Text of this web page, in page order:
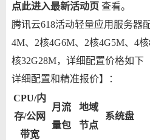
点此进入最新活动页 查看。
腾讯云618活动轻量应用服务器
4M、2核4G6M、2核4G5M、4
核32G28M，详细配置价格如下
详细配置和精准报价】：
CPU/内
存/公网
带宽
月流
量包
地域
节点
系统盘